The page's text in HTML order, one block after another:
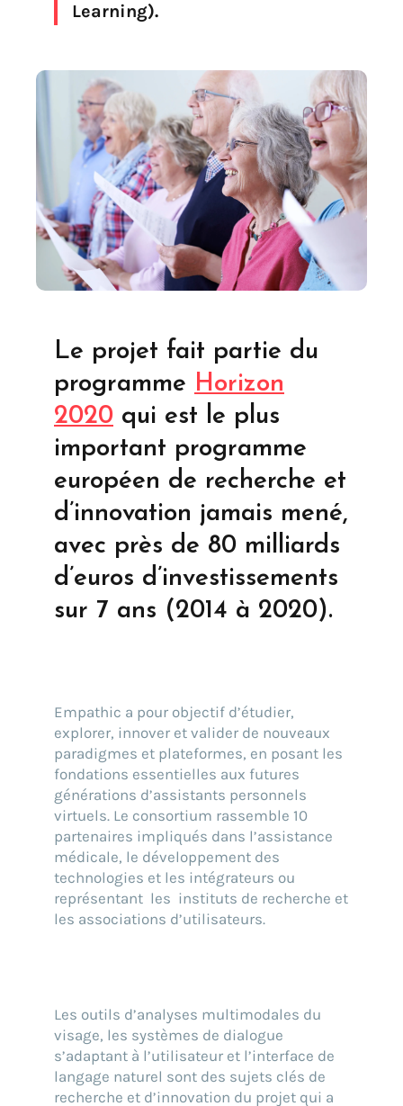
Learning).
Le projet fait partie du
programme Horizon
2020 qui est le plus
important programme
européen de recherche et
d’innovation jamais mené,
avec près de 80 milliards
d’euros d’investissements
sur 7 ans (2014 à 2020).
Empathic a pour objectif d’étudier,
explorer, innover et valider de nouveaux
paradigmes et plateformes, en posant les
fondations essentielles aux futures
générations d’assistants personnels
virtuels. Le consortium rassemble 10
partenaires impliqués dans l’assistance
médicale, le développement des
technologies et les intégrateurs ou
représentant les instituts de recherche et
les associations d’utilisateurs.
Les outils d’analyses multimodales du
visage, les systèmes de dialogue
s’adaptant à l’utilisateur et l’interface de
langage naturel sont des sujets clés de
recherche et d’innovation du projet qui a